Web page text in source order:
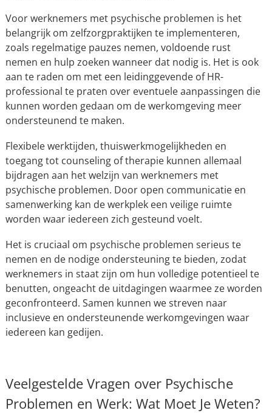
Voor werknemers met psychische problemen is het
belangrijk om zelfzorgpraktijken te implementeren,
zoals regelmatige pauzes nemen, voldoende rust
nemen en hulp zoeken wanneer dat nodig is. Het is ook
aan te raden om met een leidinggevende of HR-
professional te praten over eventuele aanpassingen die
kunnen worden gedaan om de werkomgeving meer
ondersteunend te maken.
Flexibele werktijden, thuiswerkmogelijkheden en
toegang tot counseling of therapie kunnen allemaal
bijdragen aan het welzijn van werknemers met
psychische problemen. Door open communicatie en
samenwerking kan de werkplek een veilige ruimte
worden waar iedereen zich gesteund voelt.
Het is cruciaal om psychische problemen serieus te
nemen en de nodige ondersteuning te bieden, zodat
werknemers in staat zijn om hun volledige potentieel te
benutten, ongeacht de uitdagingen waarmee ze worden
geconfronteerd. Samen kunnen we streven naar
inclusieve en ondersteunende werkomgevingen waar
iedereen kan gedijen.
Veelgestelde Vragen over Psychische
Problemen en Werk: Wat Moet Je Weten?